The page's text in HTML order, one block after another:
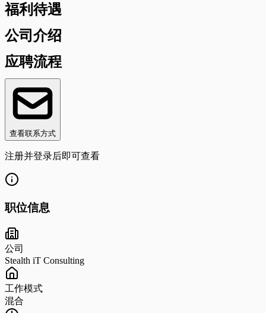
福利待遇
公司介绍
应聘流程
查看联系方式
注册并登录后即可查看
职位信息
公司
Stealth iT Consulting
工作模式
混合